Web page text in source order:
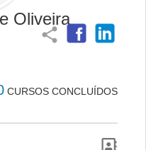
Oliveira
share
CURSOS CONCLUÍDOS